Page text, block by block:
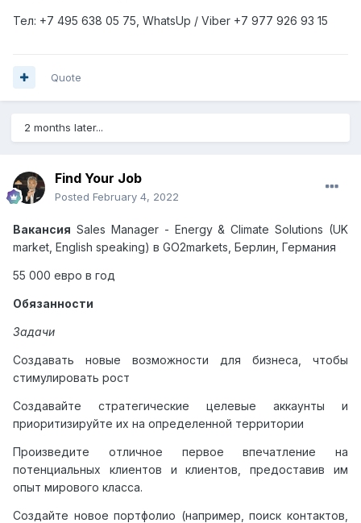
Тел: +7 495 638 05 75, WhatsUp / Viber +7 977 926 93 15
Quote
2 months later...
Find Your Job
Posted February 4, 2022
Вакансия Sales Manager - Energy & Climate Solutions (UK
market, English speaking) в GO2markets, Берлин Германия
55 000 евро в год
Обязанности
Задачи
Создавать новые возможности для бизнеса, чтобы
стимулировать рост
Создавайте стратегические целевые аккаунты и
приоритизируйте их на определенной территории
Произведите отличное первое впечатление на
потенциальных клиентов и клиентов, предоставив им
опыт мирового класса.
Создайте новое портфолио (например, поиск контактов,